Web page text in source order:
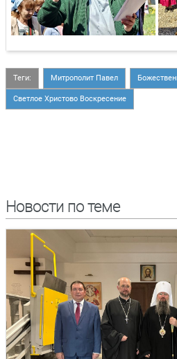
Теги: Митрополит Павел
Светлое Христово Воскресение
Новости по теме